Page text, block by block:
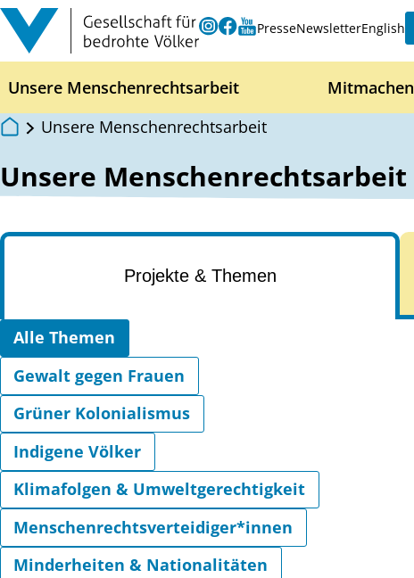
Zum Inhalt springen
Instagram
Facebook
Youtube
PresseNewsletterEnglish
Unsere Menschenrechtsarbeit Mitmachen
Unsere Menschenrechtsarbeit
Unsere Menschenrechtsarbeit
Projekte & Themen
Wählen Sie eine Kategorie
Alle Themen
Gewalt gegen Frauen
Grüner Kolonialismus
Indigene Völker
Klimafolgen & Umweltgerechtigkeit
Menschenrechtsverteidiger*innen
Minderheiten & Nationalitäten